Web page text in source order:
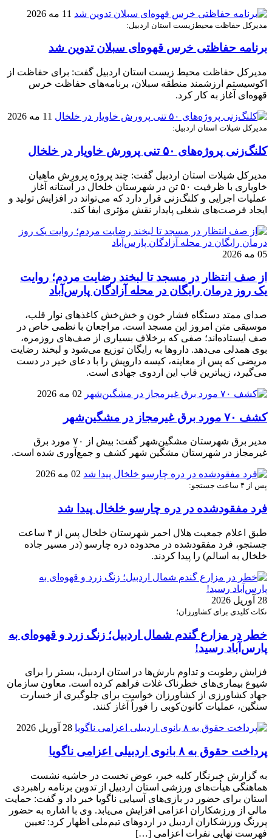
11 مه 2026
مدیرکل حفاظت محیط‌زیست استان اردبیل:
برنامه حفاظتی خرس قهوه‌ای سبلان تدوین شد
مدیرکل حفاظت محیط زیست استان اردبیل گفت: برای حفاظت از
اکوسیستم ارزشمند منطقه سبلان، برنامه‌های حفاظت خرس
قهوه‌ای آغاز به کار کرد.
11 مه 2026
مدیرکل شیلات استان اردبیل:
کلنگ‌زنی پروژه‌های ۵۰ تنی پرورش خاویار در خلخال
مدیرکل شیلات استان اردبیل گفت: چند پروژه پرورش ماهیان
خاویاری با ظرفیت ۵۰ تن در شهرستان خلخال در آستانه آغاز
عملیات اجرایی و کلنگ‌زنی قرار دارد که می‌تواند در افزایش تولید و
ایجاد فرصت‌های شغلی پایدار نقش مؤثری ایفا کند.
05 مه 2026
از صف انتظار در مسجد تا لبخند رضایت مردم؛ روایت
یک روز درمان رایگان در محله آزادگان پارس‌آباد
صدای ممتد دستگاه فشار خون و خش‌خش کاغذهای نوار قلب،
موسیقی متن امروز این مسجد است. مراجعان با نظمی خاص در
صف ایستاده‌اند؛ صفی که برخلاف بسیاری از صف‌های روزمره،
بوی همدلی می‌دهد. داروها به رایگان توزیع می‌شود و لبخند رضایت
مریضی که پس از معاینه، کیسه دارویش را با دعای خیر در دست
می‌گیرد، زیباترین قاب این اردوی جهادی است.
02 مه 2026
کشف ۷۰ مورد برق غیرمجاز در مشگین‌شهر
مدیر برق شهرستان مشگین‌شهر گفت: بیش از ۷۰ مورد برق
غیرمجاز در شهرستان‌ مشگین شهر کشف و جمع‌آوری شده است.
02 مه 2026
پس از ۴ ساعت جستجو:
فرد مفقودشده در دره چارسو خلخال پیدا شد
طبق اعلام جمعیت هلال احمر شهرستان خلخال پس از ۴ ساعت
جستجو، فرد مفقودشده در محدوده دره چارسو (در مسیر جاده
خلخال به اسالم) را پیدا کردند.
28 آوریل 2026
نکات کلیدی برای کشاورزان؛
خطر در مزارع گندم شمال اردبیل؛ زنگ زرد و قهوه‌ای به
پارس‌آباد رسید!
فزایش رطوبت و تداوم بارش‌ها در استان اردبیل، بستر را برای
شیوع بیماری‌های خطرناک غلات فراهم کرده است. معاون سازمان
جهاد کشاورزی از کشاورزان خواست برای جلوگیری از خسارت
سنگین، عملیات کانون‌کوبی را فوراً آغاز کنند.
28 آوریل 2026
پرداخت حقوق به ۸ بانوی اردبیلی اعزامی ناگویا
به گزارش خبرنگار کلبه خبر، عوض نخست در حاشیه نشست
هماهنگی هیأت‌های ورزشی استان اردبیل از تدوین برنامه راهبردی
استان برای حضور در بازی‌های آسیایی ناگویا خبر داد و گفت: حمایت
مالی از ورزشکاران اعزامی افزایش می‌یابد. وی با اشاره به حضور
پررنگ ورزشکاران اردبیل در اردوهای تیم‌ملی اظهار کرد: تعیین
فهرست نهایی نفرات اعزامی […]